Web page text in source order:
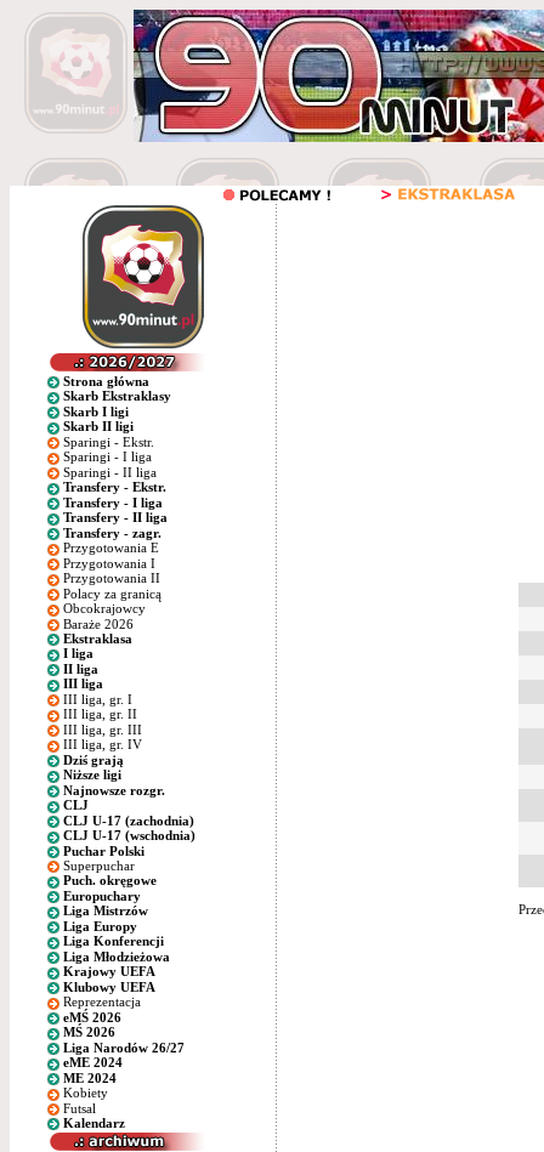
Strona główna
Skarb Ekstraklasy
Skarb I ligi
Skarb II ligi
Sparingi - Ekstr.
Sparingi - I liga
Sparingi - II liga
Transfery - Ekstr.
Transfery - I liga
Transfery - II liga
Transfery - zagr.
Przygotowania E
Przygotowania I
Przygotowania II
Polacy za granicą
Obcokrajowcy
Baraże 2026
Ekstraklasa
I liga
II liga
III liga
III liga, gr. I
III liga, gr. II
III liga, gr. III
III liga, gr. IV
Dziś grają
Niższe ligi
Najnowsze rozgr.
CLJ
CLJ U-17 (zachodnia)
CLJ U-17 (wschodnia)
Puchar Polski
Superpuchar
Puch. okręgowe
Europuchary
Liga Mistrzów
Liga Europy
Liga Konferencji
Liga Młodzieżowa
Krajowy UEFA
Klubowy UEFA
Reprezentacja
eMŚ 2026
MŚ 2026
Liga Narodów 26/27
eME 2024
ME 2024
Kobiety
Futsal
Kalendarz